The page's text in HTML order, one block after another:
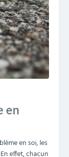
en
en soi, les
effet, chacun